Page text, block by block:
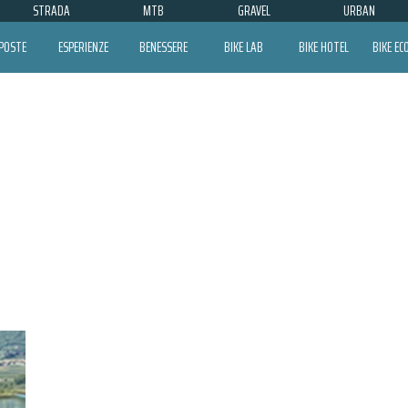
STRADA MTB GRAVEL URBAN
ESPERIENZE BENESSERE BIKE LAB BIKE HOTEL BIKE